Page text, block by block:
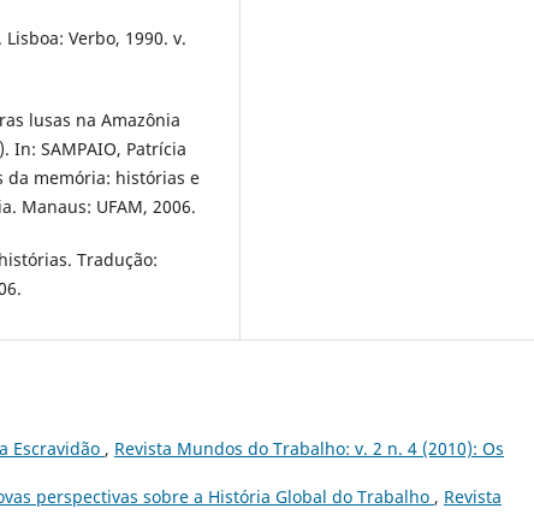
Verbo, 1990. v.
lusas na Amazônia
In: SAMPAIO, Patrícia
da memória: histórias e
Manaus: UFAM, 2006.
Tradução:
Escravidão , Revista Mundos do Trabalho: v. 2 n. 4 (2010): Os
perspectivas sobre a História Global do Trabalho , Revista